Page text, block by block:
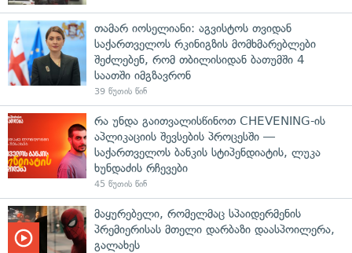
თამარ იოსელიანი: აგვისტოს თვიდან
საქართველოს რკინიგზის მომხმარებლები
შეძლებენ, რომ თბილისიდან ბათუმში 4
საათში იმგზავრონ
39 წუთის წინ
რა უნდა გაითვალისწინოთ CHEVENING-ის
აპლიკაციის შევსების პროცესში —
საქართველოს ბანკის სტიპენდიატის, ლუკა
ხუნდაძის რჩევები
45 წუთის წინ
მაყურებელი, რომელმაც სპაიდერმენის
პრემიერისას მთელი დარბაზი დაასპოილერა,
გალახეს